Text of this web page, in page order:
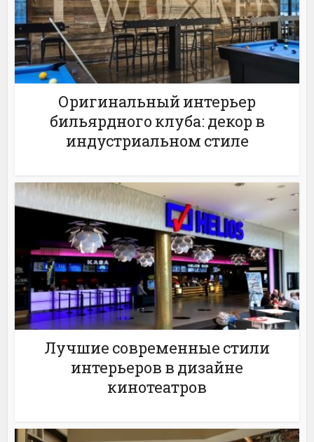
Оригинальный интерьер
бильярдного клуба: декор в
индустриальном стиле
Лучшие современные стили
интерьеров в дизайне
кинотеатров